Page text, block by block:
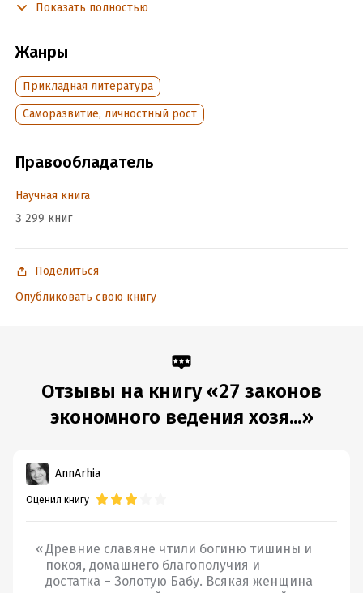
Подробная информация
Объем:420273
Год издания: 2020
Показать полностью
Жанры
Прикладная литература
Саморазвитие, личностный рост
Правообладатель
Научная книга
3 299 книг
Поделиться
Опубликовать свою книгу
Отзывы на книгу «27 законов
экономного ведения хозя...»
AnnArhia
Оценил книгу
Древние славяне чтили богиню тишины и
покоя, домашнего благополучия и
достатка – Золотую Бабу. Всякая женщина